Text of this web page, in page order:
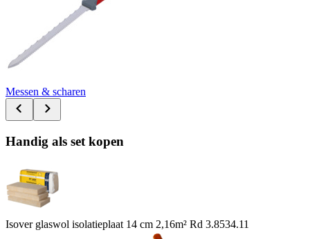
Messen & scharen
Handig als set kopen
Isover glaswol isolatieplaat 14 cm 2,16m² Rd 3.8534.11